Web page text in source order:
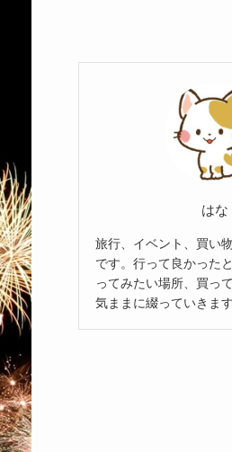
はな
旅行、イベント、買い
です。行って良かった
ってみたい場所、買っ
気ままに綴っていきます